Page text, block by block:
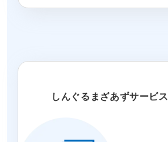
しんぐるまざあずサービス